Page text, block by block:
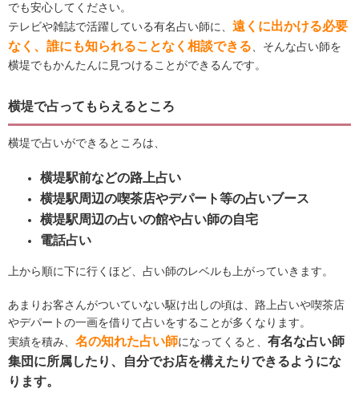
でも安心してください。
テレビや雑誌で活躍している有名占い師に、 遠くに出かける必要
なく、誰にも知られることなく相談できる、そんな占い師を
横堤でもかんたんに見つけることができるんです。
横堤で占ってもらえるところ
横堤で占いができるところは、
横堤駅前などの路上占い
横堤駅周辺の喫茶店やデパート等の占いブース
横堤駅周辺の占いの館や占い師の自宅
電話占い
上から順に下に行くほど、占い師のレベルも上がっていきます。
あまりお客さんがついていない駆け出しの頃は、路上占いや喫茶店
やデパートの一画を借りて占いをすることが多くなります。
実績を積み、 名の知れた占い師になってくると、 有名な占い師
集団に所属したり、自分でお店を構えたりできるようにな
ります。